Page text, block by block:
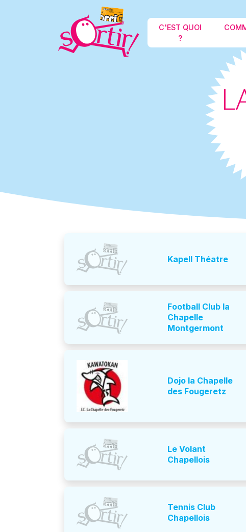
C'EST QUOI
?
Kapell Théatre
Football Club la
Chapelle
Montgermont
Dojo la Chapelle
des Fougeretz
Le Volant
Chapellois
Tennis Club
Chapellois